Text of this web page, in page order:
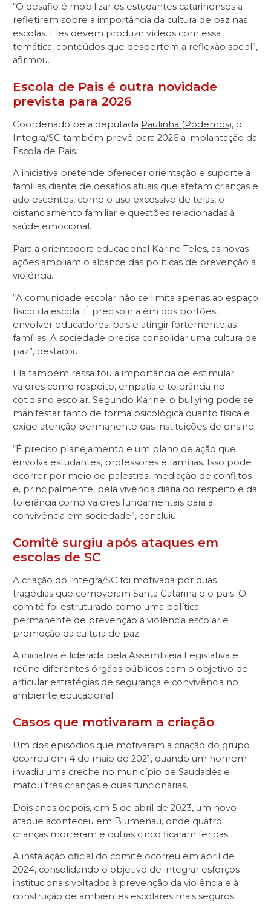
“O desafio é mobilizar os estudantes catarinenses a
refletirem sobre a importância da cultura de paz nas
escolas. Eles devem produzir vídeos com essa
temática, conteúdos que despertem a reflexão social”,
afirmou.
Escola de Pais é outra novidade
prevista para 2026
Coordenado pela deputada Paulinha (Podemos), o
Integra/SC também prevê para 2026 a implantação da
Escola de Pais.
A iniciativa pretende oferecer orientação e suporte a
famílias diante de desafios atuais que afetam crianças e
adolescentes, como o uso excessivo de telas, o
distanciamento familiar e questões relacionadas à
saúde emocional.
Para a orientadora educacional Karine Teles, as novas
ações ampliam o alcance das políticas de prevenção à
violência.
“A comunidade escolar não se limita apenas ao espaço
físico da escola. É preciso ir além dos portões,
envolver educadores, pais e atingir fortemente as
famílias. A sociedade precisa consolidar uma cultura de
paz”, destacou.
Ela também ressaltou a importância de estimular
valores como respeito, empatia e tolerância no
cotidiano escolar. Segundo Karine, o bullying pode se
manifestar tanto de forma psicológica quanto física e
exige atenção permanente das instituições de ensino.
“É preciso planejamento e um plano de ação que
envolva estudantes, professores e famílias. Isso pode
ocorrer por meio de palestras, mediação de conflitos
e, principalmente, pela vivência diária do respeito e da
tolerância como valores fundamentais para a
convivência em sociedade”, concluiu.
Comitê surgiu após ataques em
escolas de SC
A criação do Integra/SC foi motivada por duas
tragédias que comoveram Santa Catarina e o país. O
comitê foi estruturado como uma política
permanente de prevenção à violência escolar e
promoção da cultura de paz.
A iniciativa é liderada pela Assembleia Legislativa e
reúne diferentes órgãos públicos com o objetivo de
articular estratégias de segurança e convivência no
ambiente educacional.
Casos que motivaram a criação
Um dos episódios que motivaram a criação do grupo
ocorreu em 4 de maio de 2021, quando um homem
invadiu uma creche no município de Saudades e
matou três crianças e duas funcionárias.
Dois anos depois, em 5 de abril de 2023, um novo
ataque aconteceu em Blumenau, onde quatro
crianças morreram e outras cinco ficaram feridas.
A instalação oficial do comitê ocorreu em abril de
2024, consolidando o objetivo de integrar esforços
institucionais voltados à prevenção da violência e à
construção de ambientes escolares mais seguros.